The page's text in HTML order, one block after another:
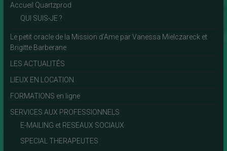
Accueil Quartzprod
QUI SUIS-JE ?
Le petit oracle de la Mission d’Ame par Vanessa Mielczareck et
Brigitte Barberane
LES ACTUALITÉS
LIEUX EN LOCATION
FORMATIONS en ligne
SERVICES AUX PROFESSIONNELS
E-MAILING et RESEAUX SOCIAUX
SPECIAL THERAPEUTES